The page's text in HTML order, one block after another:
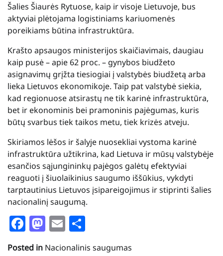
Šalies Šiaurės Rytuose, kaip ir visoje Lietuvoje, bus
aktyviai plėtojama logistiniams kariuomenės
poreikiams būtina infrastruktūra.
Krašto apsaugos ministerijos skaičiavimais, daugiau
kaip pusė – apie 62 proc. – gynybos biudžeto
asignavimų grįžta tiesiogiai į valstybės biudžetą arba
lieka Lietuvos ekonomikoje. Taip pat valstybė siekia,
kad regionuose atsirastų ne tik karinė infrastruktūra,
bet ir ekonominis bei pramoninis pajėgumas, kuris
būtų svarbus tiek taikos metu, tiek krizės atveju.
Skiriamos lėšos ir šalyje nuosekliai vystoma karinė
infrastruktūra užtikrina, kad Lietuva ir mūsų valstybėje
esančios sąjungininkų pajėgos galėtų efektyviai
reaguoti į šiuolaikinius saugumo iššūkius, vykdyti
tarptautinius Lietuvos įsipareigojimus ir stiprinti šalies
nacionalinį saugumą.
Facebook
Mastodon
Email
Posted in Nacionalinis saugumas